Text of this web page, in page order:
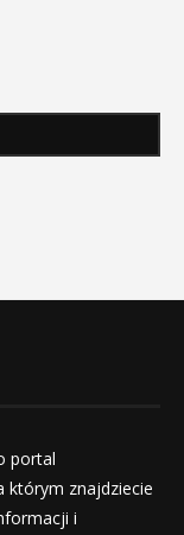
portal
którym znajdziecie
i